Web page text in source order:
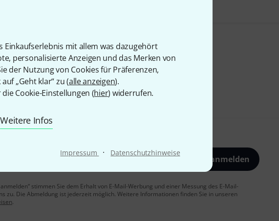
Einkaufserlebnis mit allem was dazugehört
personalisierte Anzeigen und das Merken von
der Nutzung von Cookies für Präferenzen,
„Geht klar“ zu (alle anzeigen).
Cookie-Einstellungen (hier) widerrufen.
Weitere Infos
Impressum · Datenschutzhinweise
Jetzt anmelden
anmelden“ stimmen Sie dem Erhalt von E-Mail-Werbung und einer Messung des E-Mail-
zu. Die Abmeldung ist jederzeit möglich. Weitere Informationen finden Sie in unseren
.